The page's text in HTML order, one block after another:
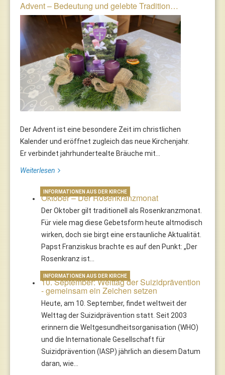
Advent – Bedeutung und gelebte Tradition…
Der Advent ist eine besondere Zeit im christlichen
Kalender und eröffnet zugleich das neue Kirchenjahr.
Er verbindet jahrhundertealte Bräuche mit...
Weiterlesen
Oktober – Der Rosenkranzmonat
Der Oktober gilt traditionell als Rosenkranzmonat.
Für viele mag diese Gebetsform heute altmodisch
wirken, doch sie birgt eine erstaunliche Aktualität.
Papst Franziskus brachte es auf den Punkt: „Der
Rosenkranz ist…
INFORMATIONEN AUS DER KIRCHE
10. September: Welttag der Suizidprävention
- gemeinsam ein Zeichen setzen
Heute, am 10. September, findet weltweit der
Welttag der Suizidprävention statt. Seit 2003
erinnern die Weltgesundheitsorganisation (WHO)
und die Internationale Gesellschaft für
Suizidprävention (IASP) jährlich an diesem Datum
daran, wie…
INFORMATIONEN AUS DER KIRCHE